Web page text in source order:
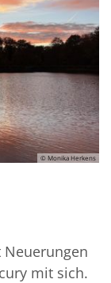
© Monika Herkens
mit sich.